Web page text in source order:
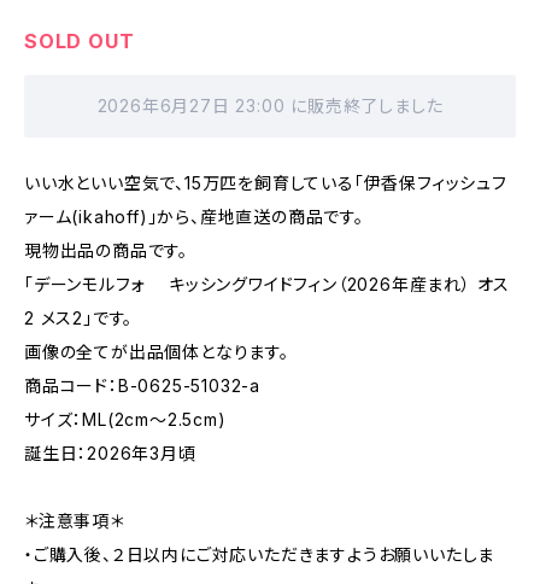
SOLD OUT
2026年6月27日 23:00 に販売終了しました
いい水といい空気で、15万匹を飼育している「伊香保フィッシュフ
ァーム(ikahoff)」から、産地直送の商品です。
現物出品の商品です。
「デーンモルフォ キッシングワイドフィン（2026年産まれ） オス
2 メス2」です。
画像の全てが出品個体となります。
商品コード：B-0625-51032-a
サイズ：ML(2cm〜2.5cm)
誕生日：2026年3月頃
＊注意事項＊
・ご購入後、２日以内にご対応いただきますようお願いいたしま